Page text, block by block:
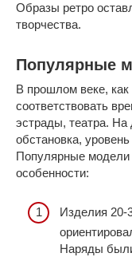
Образы ретро
творчества.
Популярные
В прошлом веке,
соответствовать
эстрады, театра. На
обстановка,
Популярные модели
особенности:
Изделия 20-
Наряды